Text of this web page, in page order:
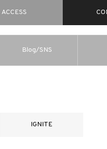
ACCESS
Blog/SNS
IGNITE